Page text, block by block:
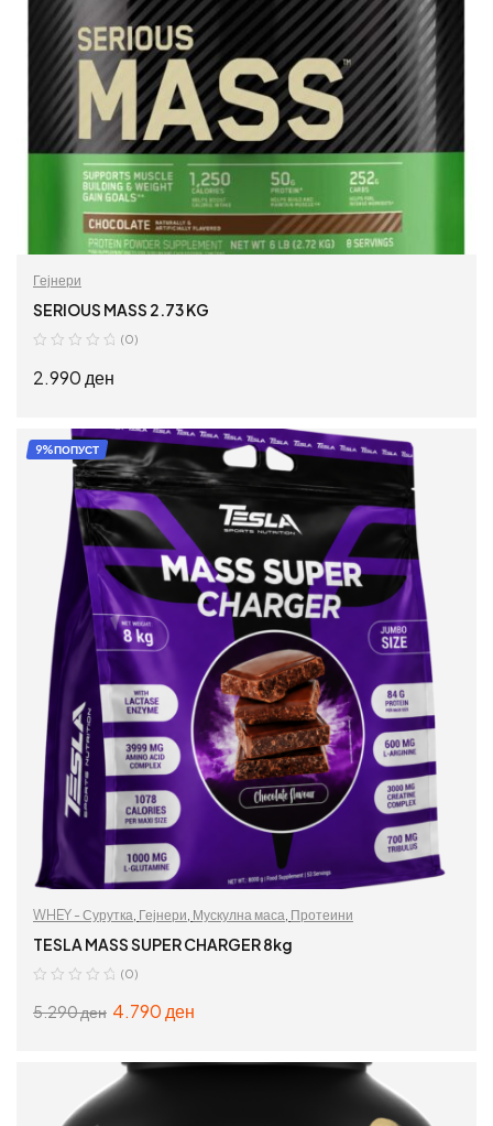
Гејнери
SERIOUS MASS 2.73 KG
(0)
2.990 ден
ПРОЧИТАЈ ПОВЕЌЕ
9%ПОПУСТ
WHEY - Сурутка Гејнери Мускулна маса Протеини
TESLA MASS SUPER CHARGER 8kg
(0)
5.290ден 4.790 ден